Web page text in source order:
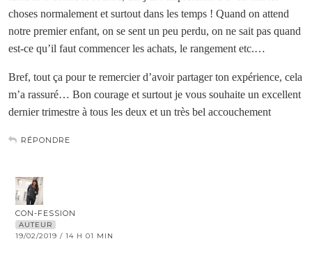
choses normalement et surtout dans les temps ! Quand on attend
notre premier enfant, on se sent un peu perdu, on ne sait pas quand
est-ce qu’il faut commencer les achats, le rangement etc.…
Bref, tout ça pour te remercier d’avoir partager ton expérience, cela
m’a rassuré… Bon courage et surtout je vous souhaite un excellent
dernier trimestre à tous les deux et un très bel accouchement
RÉPONDRE
CON-FESSION
AUTEUR
19/02/2019 / 14 H 01 MIN